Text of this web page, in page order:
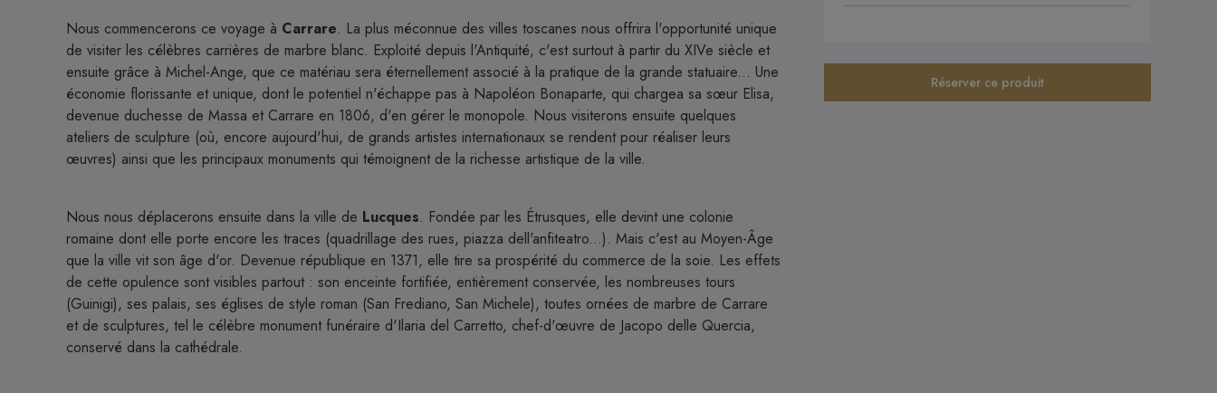
Nous commencerons ce voyage à Carrare. La plus méconnue des villes toscanes nous offrira l'opportunité unique
de visiter les célèbres carrières de marbre blanc. Exploité depuis l'Antiquité, c'est surtout à partir du XIVe siècle et
ensuite grâce à Michel-Ange, que ce matériau sera éternellement associé à la pratique de la grande statuaire... Une
économie florissante et unique, dont le potentiel n'échappe pas à Napoléon Bonaparte, qui chargea sa sœur Elisa,
devenue duchesse de Massa et Carrare en 1806, d'en gérer le monopole. Nous visiterons ensuite quelques
ateliers de sculpture (où, encore aujourd'hui, de grands artistes internationaux se rendent pour réaliser leurs
œuvres) ainsi que les principaux monuments qui témoignent de la richesse artistique de la ville.
Nous nous déplacerons ensuite dans la ville de Lucques. Fondée par les Étrusques, elle devint une colonie
romaine dont elle porte encore les traces (quadrillage des rues, piazza dell'anfiteatro...). Mais c'est au Moyen-Âge
que la ville vit son âge d'or. Devenue république en 1371, elle tire sa prospérité du commerce de la soie. Les effets
de cette opulence sont visibles partout : son enceinte fortifiée, entièrement conservée, les nombreuses tours
(Guinigi), ses palais, ses églises de style roman (San Frediano, San Michele), toutes ornées de marbre de Carrare
et de sculptures, tel le célèbre monument funéraire d'Ilaria del Carretto, chef-d'œuvre de Jacopo delle Quercia,
conservé dans la cathédrale.
Réserver ce produit